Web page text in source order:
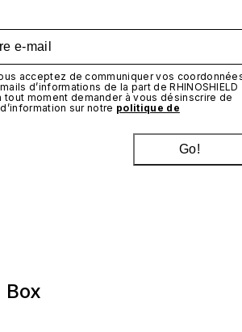
e-mail
acceptez de communiquer vos
d’informations de la part de RHINOSHIELD
tout moment demander à vous désinscrire de
sur notre politique de
Go!
Box